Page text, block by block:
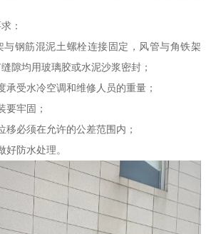
：
与钢筋混泥土螺栓连接固定，风管与角铁架
隙均用玻璃胶或水泥沙浆密封；
承受水冷空调和维修人员的重量；
要牢固；
移必须在允许的公差范围内；
好防水处理。